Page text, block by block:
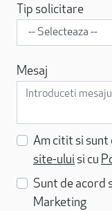
Tip solicitare
Mesaj
Am citit si sunt
site-ului si cu
Sunt de acord
Marketing